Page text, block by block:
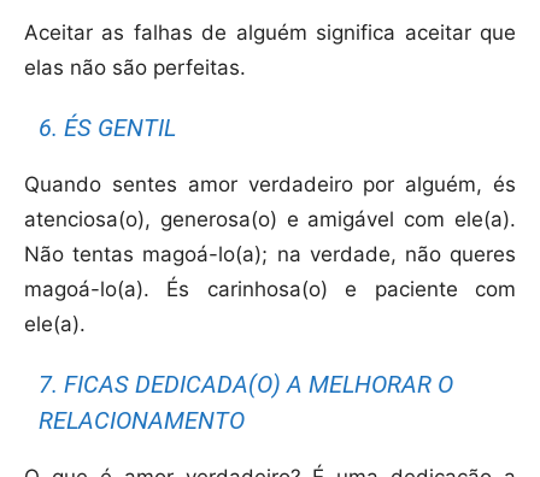
Aceitar as falhas de alguém significa aceitar que
elas não são perfeitas.
6. ÉS GENTIL
Quando sentes amor verdadeiro por alguém, és
atenciosa(o), generosa(o) e amigável com ele(a).
Não tentas magoá-lo(a); na verdade, não queres
magoá-lo(a). És carinhosa(o) e paciente com
ele(a).
7. FICAS DEDICADA(O) A MELHORAR O
RELACIONAMENTO